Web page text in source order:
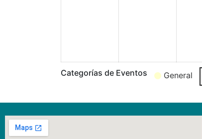
Categorías de Eventos General